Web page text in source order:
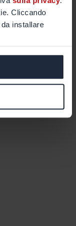
Cliccando
installare